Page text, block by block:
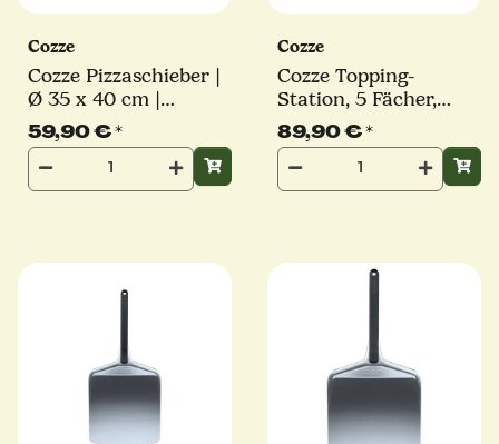
Cozze
Cozze Pizzaschieber |
Ø 35 x 40 cm |
perforiert | Stiel 41
cm | eckig
59,90 €*
Cozze
Cozze Topping-
Station, 5 Fächer,
Edelstahl
89,90 €*